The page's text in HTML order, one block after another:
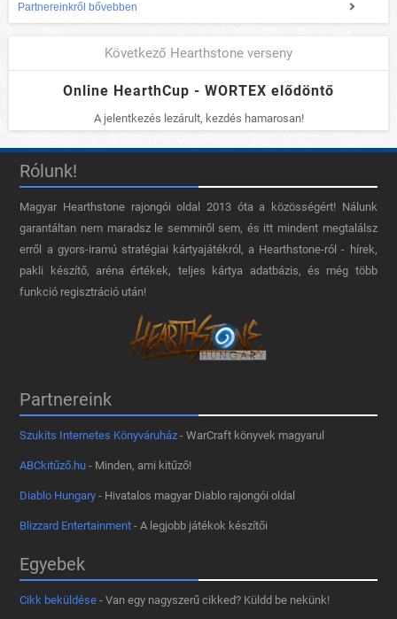
Partnereinkről bővebben
Következő Hearthstone verseny
Online HearthCup - WORTEX elődöntő
A jelentkezés lezárult, kezdés hamarosan!
Rólunk!
Magyar Hearthstone​ rajongói oldal 2013 óta a közösségért! Nálunk
garantáltan nem maradsz le semmiről sem, és itt mindent megtalálsz
erről a gyors-iramú stratégiai kártyajátékról, a Hearthstone-ról - hírek,
pakli készítő, aréna értékek, teljes kártya adatbázis, és még több
funkció regisztráció után!
Partnereink
Szukits Internetes Könyváruház - WarCraft könyvek magyarul
ABCkitűző.hu - Minden, ami kitűző!
Diablo Hungary - Hivatalos magyar Diablo rajongói oldal
Blizzard Entertainment - A legjobb játékok készítői
Egyebek
Cikk beküldése - Van egy nagyszerű cikked? Küldd be nekünk!